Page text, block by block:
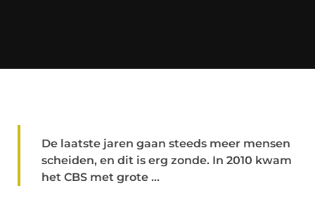
De laatste jaren gaan steeds meer mensen
scheiden, en dit is erg zonde. In 2010 kwam
het CBS met grote ...